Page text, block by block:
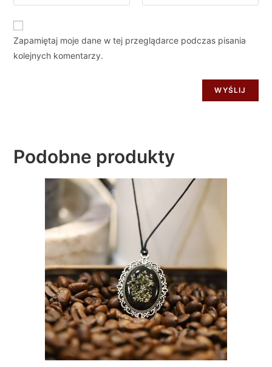
Zapamiętaj moje dane w tej przeglądarce podczas pisania
kolejnych komentarzy.
Podobne produkty